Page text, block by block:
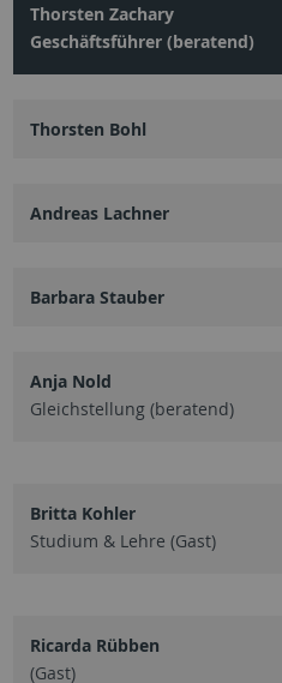
Thorsten Zachary
Geschäftsführer (beratend)
Thorsten Bohl
Andreas Lachner
Barbara Stauber
Anja Nold
Gleichstellung (beratend)
Britta Kohler
Studium & Lehre (Gast)
Ricarda Rübben
(Gast)